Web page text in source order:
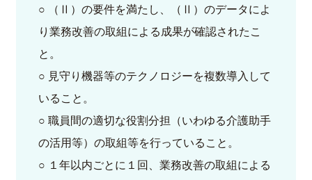
○ （Ⅱ）の要件を満たし、（Ⅱ）のデータによ
り業務改善の取組による成果が確認されたこ
と。
○ 見守り機器等のテクノロジーを複数導入して
いること。
○ 職員間の適切な役割分担（いわゆる介護助手
の活用等）の取組等を行っていること。
○ １年以内ごとに１回、業務改善の取組による